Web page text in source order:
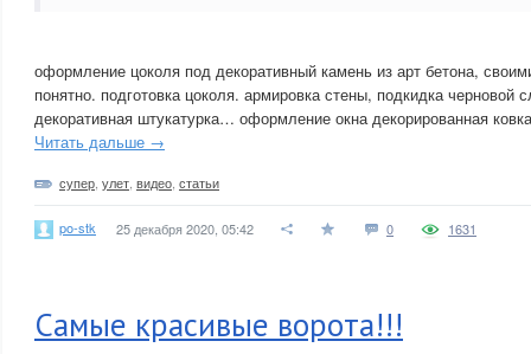
оформление цоколя под декоративный камень из арт бетона,
понятно. подготовка цоколя. армировка стены, подкидка
декоративная штукатурка… оформление окна декорированная
Читать дальше →
супер улет видео статьи
po-stk 25 декабря 2020, 05:42 0 1631
Самые красивые ворота!!!